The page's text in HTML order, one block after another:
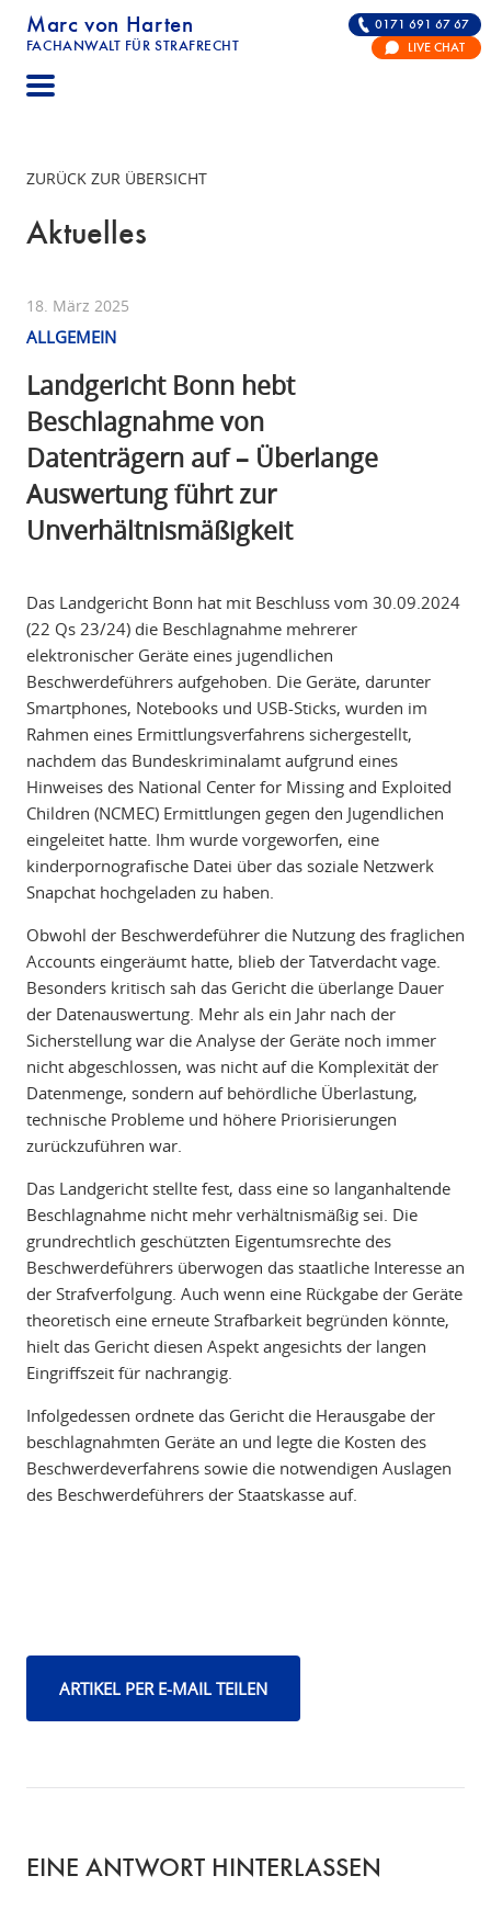
Marc von Harten
FACHANWALT FÜR STRAFRECHT
STRAFRECHT | RECHTSANWALT FÜR DIE
0171 691 67 67
LIVE CHAT
ZURÜCK ZUR ÜBERSICHT
Aktuelles
18. März 2025
ALLGEMEIN
Landgericht Bonn hebt
Beschlagnahme von
Datenträgern auf – Überlange
Auswertung führt zur
Unverhältnismäßigkeit
Das Landgericht Bonn hat mit Beschluss vom 30.09.2024
(22 Qs 23/24) die Beschlagnahme mehrerer
elektronischer Geräte eines jugendlichen
Beschwerdeführers aufgehoben. Die Geräte, darunter
Smartphones, Notebooks und USB-Sticks, wurden im
Rahmen eines Ermittlungsverfahrens sichergestellt,
nachdem das Bundeskriminalamt aufgrund eines
Hinweises des National Center for Missing and Exploited
Children (NCMEC) Ermittlungen gegen den Jugendlichen
eingeleitet hatte. Ihm wurde vorgeworfen, eine
kinderpornografische Datei über das soziale Netzwerk
Snapchat hochgeladen zu haben.
Obwohl der Beschwerdeführer die Nutzung des fraglichen
Accounts eingeräumt hatte, blieb der Tatverdacht vage.
Besonders kritisch sah das Gericht die überlange Dauer
der Datenauswertung. Mehr als ein Jahr nach der
Sicherstellung war die Analyse der Geräte noch immer
nicht abgeschlossen, was nicht auf die Komplexität der
Datenmenge, sondern auf behördliche Überlastung,
technische Probleme und höhere Priorisierungen
zurückzuführen war.
Das Landgericht stellte fest, dass eine so langanhaltende
Beschlagnahme nicht mehr verhältnismäßig sei. Die
grundrechtlich geschützten Eigentumsrechte des
Beschwerdeführers überwogen das staatliche Interesse an
der Strafverfolgung. Auch wenn eine Rückgabe der Geräte
theoretisch eine erneute Strafbarkeit begründen könnte,
hielt das Gericht diesen Aspekt angesichts der langen
Eingriffszeit für nachrangig.
Infolgedessen ordnete das Gericht die Herausgabe der
beschlagnahmten Geräte an und legte die Kosten des
Beschwerdeverfahrens sowie die notwendigen Auslagen
des Beschwerdeführers der Staatskasse auf.
ARTIKEL PER E-MAIL TEILEN
EINE ANTWORT HINTERLASSEN